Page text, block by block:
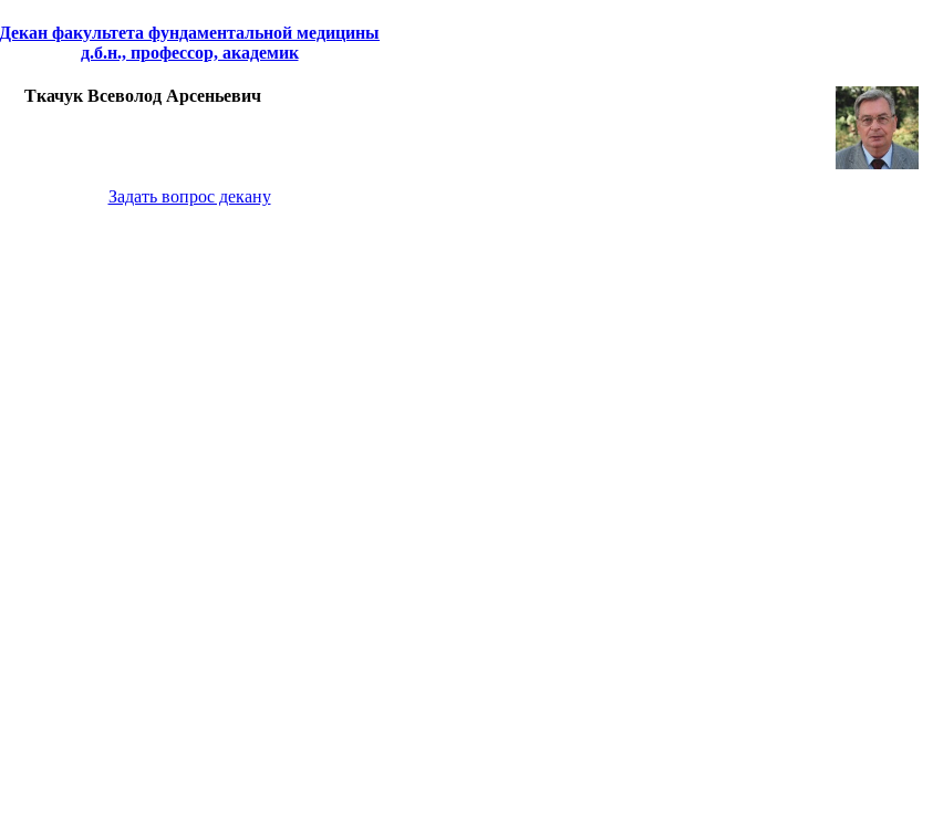
Декан факультета фундаментальной медицины
д.б.н., профессор, академик
Ткачук Всеволод Арсеньевич
Задать вопрос декану